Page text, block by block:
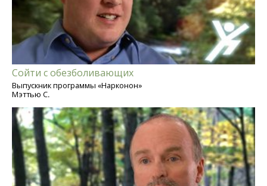
Сойти с обезболивающих
Выпускник программы «Нарконон»
Мэттью С.